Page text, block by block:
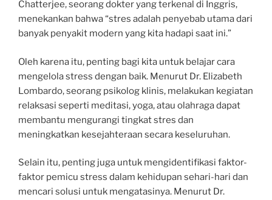
Chatterjee, seorang dokter yang terkenal di Inggris,
menekankan bahwa “stres adalah penyebab utama dari
banyak penyakit modern yang kita hadapi saat ini.”
Oleh karena itu, penting bagi kita untuk belajar cara
mengelola stress dengan baik. Menurut Dr. Elizabeth
Lombardo, seorang psikolog klinis, melakukan kegiatan
relaksasi seperti meditasi, yoga, atau olahraga dapat
membantu mengurangi tingkat stres dan
meningkatkan kesejahteraan secara keseluruhan.
Selain itu, penting juga untuk mengidentifikasi faktor-
faktor pemicu stress dalam kehidupan sehari-hari dan
mencari solusi untuk mengatasinya. Menurut Dr.